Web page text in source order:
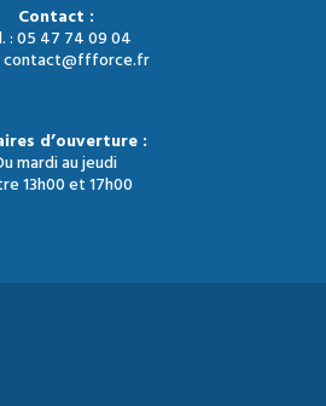
Contact :
: 05 47 74 09 04
contact@ffforce.fr
d’ouverture :
mardi au jeudi
13h00 et 17h00